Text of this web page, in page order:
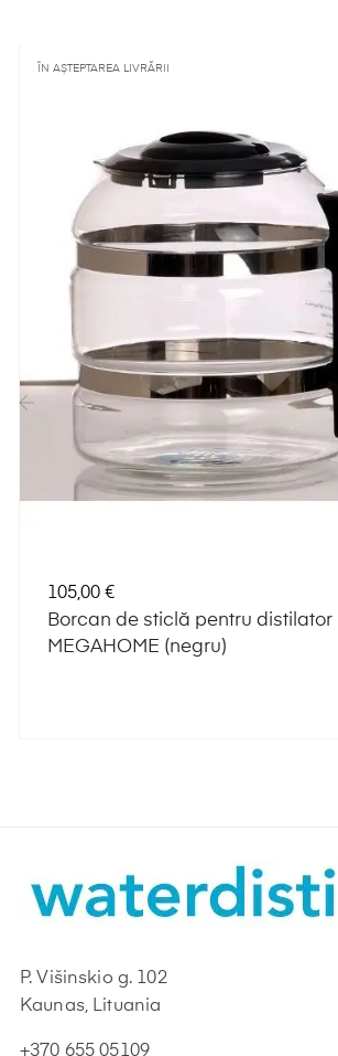
ÎN AȘTEPTAREA LIVRĂRII
Preț
105,00 €
Borcan de sticlă pentru distilator
MEGAHOME (negru)
P. Višinskio g. 102
Kaunas, Lituania
+370 655 05109